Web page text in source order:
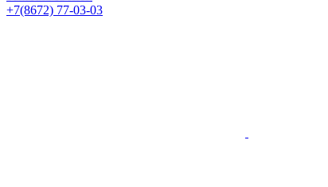
+7(8672) 77-03-03